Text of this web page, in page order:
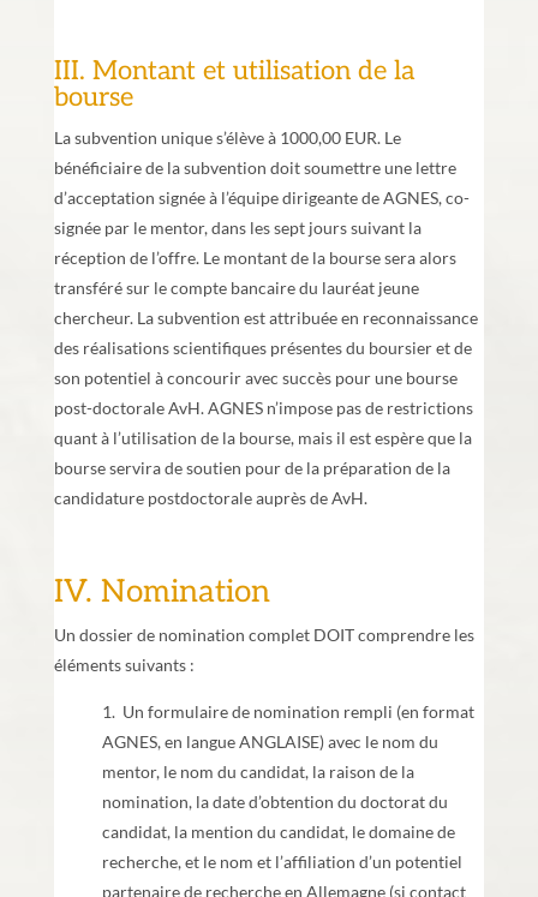
III. Montant et utilisation de la
bourse
La subvention unique s’élève à 1000,00 EUR. Le
bénéficiaire de la subvention doit soumettre une lettre
d’acceptation signée à l’équipe dirigeante de AGNES, co-
signée par le mentor, dans les sept jours suivant la
réception de l’offre. Le montant de la bourse sera alors
transféré sur le compte bancaire du lauréat jeune
chercheur. La subvention est attribuée en reconnaissance
des réalisations scientifiques présentes du boursier et de
son potentiel à concourir avec succès pour une bourse
post-doctorale AvH. AGNES n’impose pas de restrictions
quant à l’utilisation de la bourse, mais il est espère que la
bourse servira de soutien pour de la préparation de la
candidature postdoctorale auprès de AvH.
IV. Nomination
Un dossier de nomination complet DOIT comprendre les
éléments suivants :
1. Un formulaire de nomination rempli (en format
AGNES, en langue ANGLAISE) avec le nom du
mentor, le nom du candidat, la raison de la
nomination, la date d’obtention du doctorat du
candidat, la mention du candidat, le domaine de
recherche, et le nom et l’affiliation d’un potentiel
partenaire de recherche en Allemagne (si contact